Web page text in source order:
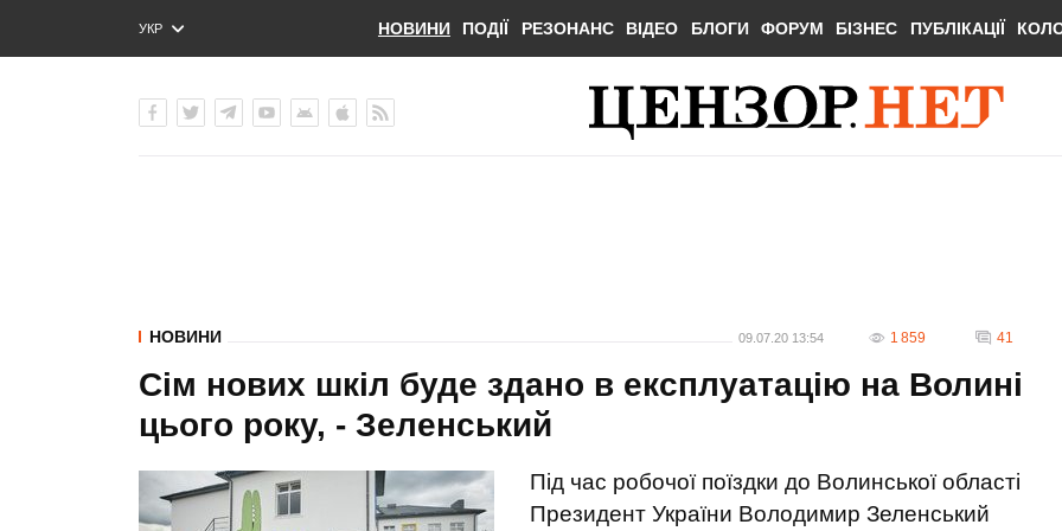
УКР
ENG
НОВИНИ ПОДІЇ РЕЗОНАНС ВІДЕО БЛОГИ ФОРУМ БІЗНЕС ПУБЛІКАЦІЇ
НОВИНИ 09.07.20 13:54 1 859 41
Сім нових шкіл буде здано в експлуатацію на Волині
цього року, - Зеленський
Під час робочої поїздки до Волинської області
Президент України Володимир Зеленський